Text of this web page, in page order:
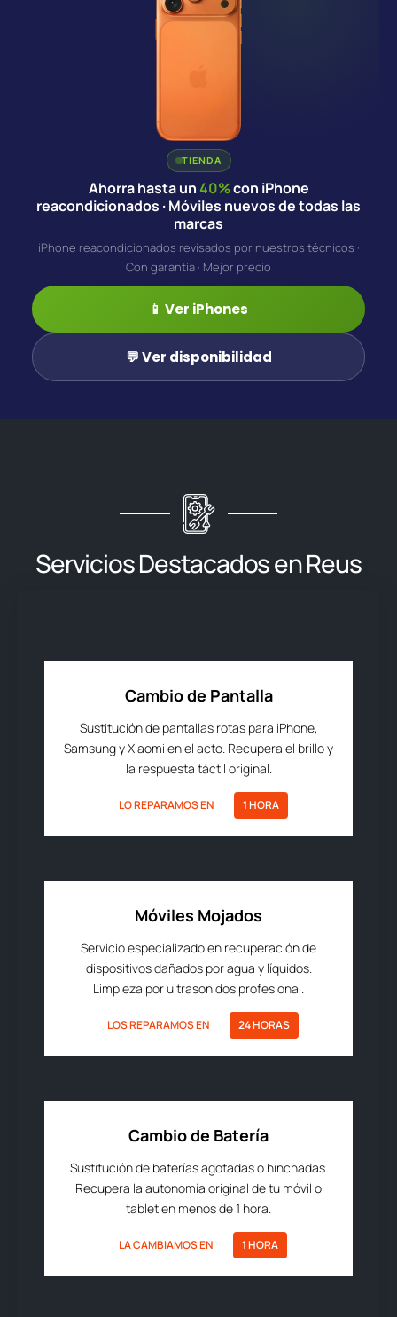
TIENDA
Ahorra hasta un40%con iPhone
reacondicionados · Móviles nuevos de todas las
marcas
iPhone reacondicionados revisados por nuestros técnicos ·
Con garantía · Mejor precio
📱 Ver iPhones
💬 Ver disponibilidad
Servicios Destacados en Reus
Cambio de Pantalla
Sustitución de pantallas rotas para iPhone,
Samsung y Xiaomi en el acto. Recupera el brillo y
la respuesta táctil original.
LO REPARAMOS EN 1 HORA
Móviles Mojados
Servicio especializado en recuperación de
dispositivos dañados por agua y líquidos.
Limpieza por ultrasonidos profesional.
LOS REPARAMOS EN 24 HORAS
Cambio de Batería
Sustitución de baterías agotadas o hinchadas.
Recupera la autonomía original de tu móvil o
tablet en menos de 1 hora.
LA CAMBIAMOS EN 1 HORA